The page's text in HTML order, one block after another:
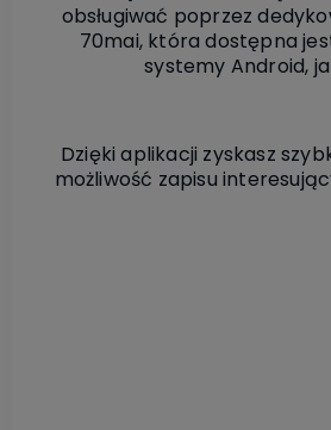
obsługiwać poprzez
70mai, która dostępna
systemy Android,
Dzięki aplikacji zyskasz
możliwość zapisu